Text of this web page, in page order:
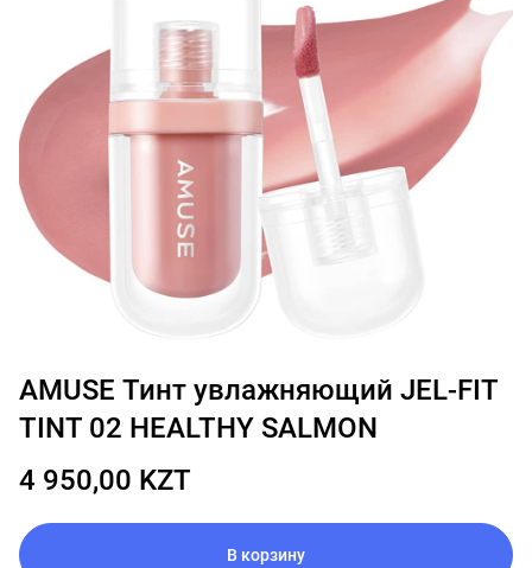
AMUSE Тинт увлажняющий JEL-FIT
TINT 02 HEALTHY SALMON
4 950,00 KZT
В корзину